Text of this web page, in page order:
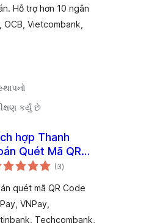
Hỗ trợ hơn 10 ngân
Vietcombank,
કર્યું છે
hợp Thanh
Quét Mã QR
– MoMo,
(3કુલ
રેટિંગ્સ
)
quét mã QR Code
VNPay,
Techcombank,